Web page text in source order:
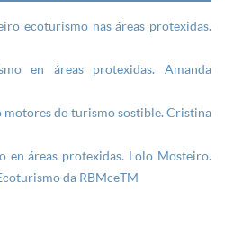
ecoturismo nas áreas protexidas.
en áreas protexidas. Amanda
motores do turismo sostible. Cristina
en áreas protexidas. Lolo Mosteiro.
da RBMceTM